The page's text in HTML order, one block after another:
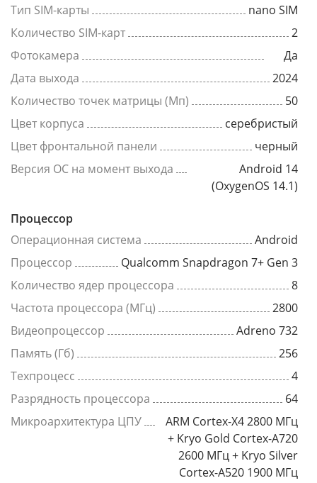
Тип SIM-карты
nano SIM
Количество SIM-карт
2
Фотокамера
Да
Дата выхода
2024
Количество точек матрицы (Мп)
50
Цвет корпуса
серебристый
Цвет фронтальной панели
черный
Версия ОС на момент выхода
Android 14
(OxygenOS 14.1)
Процессор
Операционная система
Android
Процессор
Qualcomm Snapdragon 7+ Gen 3
Количество ядер процессора
8
Частота процессора (МГц)
2800
Видеопроцессор
Adreno 732
Память (Гб)
256
Техпроцесс
4
Разрядность процессора
64
Микроархитектура ЦПУ
ARM Cortex-X4 2800 МГц
+ Kryo Gold Cortex-A720
2600 МГц + Kryo Silver
Cortex-A520 1900 МГц